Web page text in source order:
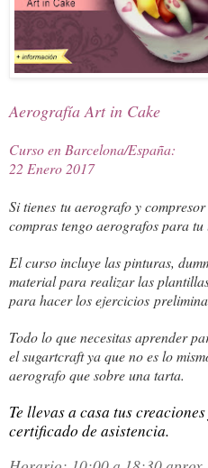
Aerografía Art in Cake
Curso en Barcelona/España:
22 Enero 2017
Si tienes tu aerografo y
compras tengo aerografos para tu
El curso incluye las pinturas,
material para realizar las
para hacer los ejercicios
Todo lo que necesitas aprender
el sugartcraft ya que no es lo
aerografo que sobre una tarta.
Te llevas a casa tus
certificado de asistencia.